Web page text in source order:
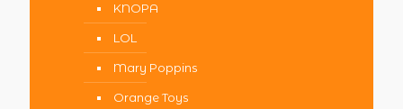
KNOPA
LOL
Mary Poppins
Orange Toys